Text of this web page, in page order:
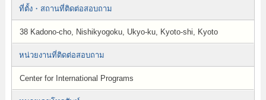
ที่ตั้ง・สถานที่ติดต่อสอบถาม
38 Kadono-cho, Nishikyogoku, Ukyo-ku, Kyoto-shi, Kyoto
หน่วยงานที่ติดต่อสอบถาม
Center for International Programs